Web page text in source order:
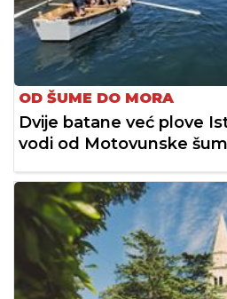
OD ŠUME DO MORA
Dvije batane već plove
vodi od Motovunske